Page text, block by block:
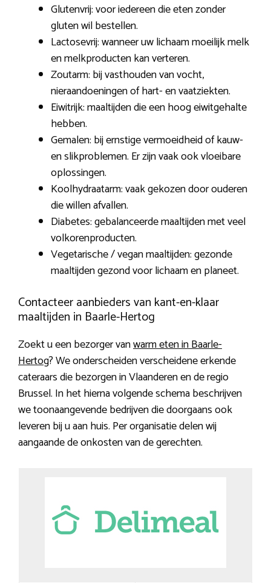
Glutenvrij: voor iedereen die eten zonder
gluten wil bestellen.
Lactosevrij: wanneer uw lichaam moeilijk melk
en melkproducten kan verteren.
Zoutarm: bij vasthouden van vocht,
nieraandoeningen of hart- en vaatziekten.
Eiwitrijk: maaltijden die een hoog eiwitgehalte
hebben.
Gemalen: bij ernstige vermoeidheid of kauw-
en slikproblemen. Er zijn vaak ook vloeibare
oplossingen.
Koolhydraatarm: vaak gekozen door ouderen
die willen afvallen.
Diabetes: gebalanceerde maaltijden met veel
volkorenproducten.
Vegetarische / vegan maaltijden: gezonde
maaltijden gezond voor lichaam en planeet.
Contacteer aanbieders van kant-en-klaar
maaltijden in Baarle-Hertog
Zoekt u een bezorger vanwarm eten in Baarle-
Hertog? We onderscheiden verscheidene erkende
cateraars die bezorgen in Vlaanderen en de regio
Brussel. In het hierna volgende schema beschrijven
we toonaangevende bedrijven die doorgaans ook
leveren bij u aan huis. Per organisatie delen wij
aangaande de onkosten van de gerechten.